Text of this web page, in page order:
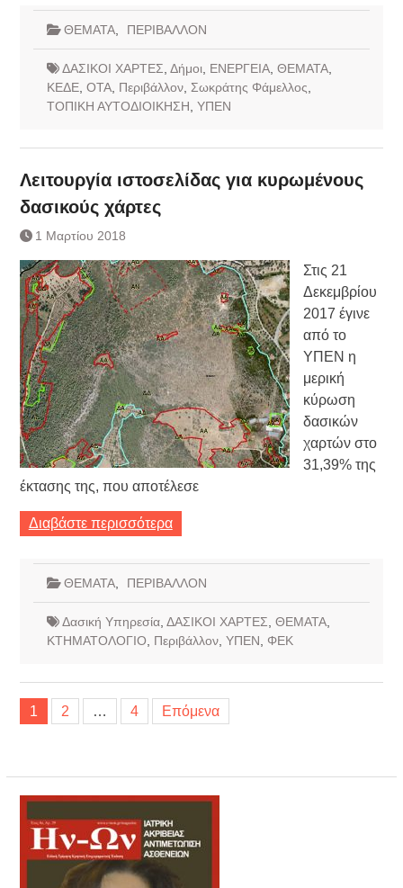
ΘΕΜΑΤΑ, ΠΕΡΙΒΑΛΛΟΝ
ΔΑΣΙΚΟΙ ΧΑΡΤΕΣ Δήμοι, ΕΝΕΡΓΕΙΑ, ΘΕΜΑΤΑ,
ΚΕΔΕ, ΟΤΑ, Περιβάλλον, Σωκράτης Φάμελλος
ΤΟΠΙΚΗ ΑΥΤΟΔΙΟΙΚΗΣΗ ΥΠΕΝ
Λειτουργία ιστοσελίδας για κυρωμένους
δασικούς χάρτες
1 Μαρτίου 2018
Στις 21
Δεκεμβρίου
2017 έγινε
από το
ΥΠΕΝ η
μερική
κύρωση
δασικών
χαρτών στο
31,39% της
έκτασης της, που αποτέλεσε
Διαβάστε περισσότερα
ΘΕΜΑΤΑ, ΠΕΡΙΒΑΛΛΟΝ
Δασική Υπηρεσία, ΔΑΣΙΚΟΙ ΧΑΡΤΕΣ ΘΕΜΑΤΑ,
ΚΤΗΜΑΤΟΛΟΓΙΟ
Περιβάλλον, ΥΠΕΝ ΦΕΚ
Σελιδοποίηση
άρθρων
1 2 … 4 Επόμενα